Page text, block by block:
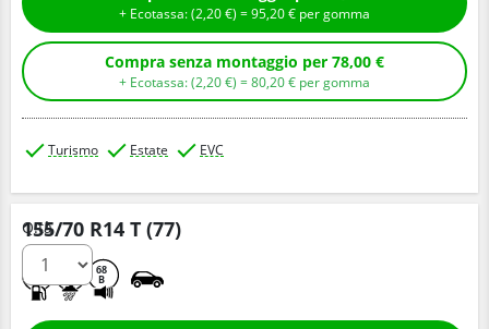
+ Ecotassa: (2,20€ ) =95,20€ per gomma
Compra senza montaggio per 78,00 €
+ Ecotassa: (2,20€ ) =80,20€ per gomma
Turismo Estate EVC
155/70 R14 T (77)
68
B
Q.tà